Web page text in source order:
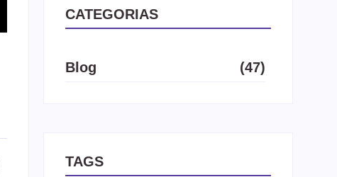
CATEGORIAS
Blog (47)
TAGS